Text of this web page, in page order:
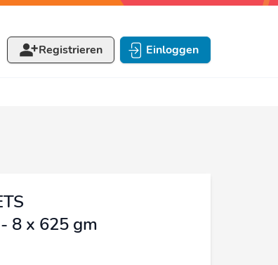
Registrieren Einloggen
8 x 625 gm